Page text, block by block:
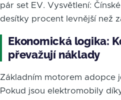
pár set EV. Vysvětlení:
desítky procent levnější než
Ekonomická logika:
převažují náklady
Základním motorem adopce
Pokud jsou elektromobily